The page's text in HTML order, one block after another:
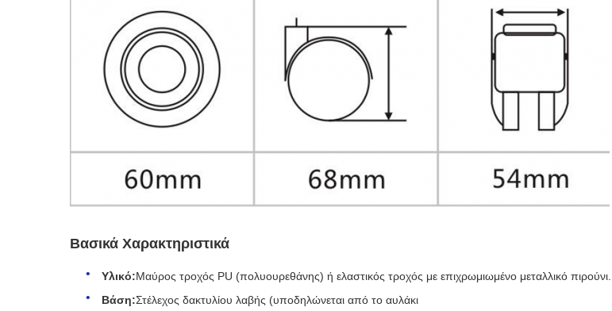
Βασικά Χαρακτηριστικά
Υλικό:Μαύρος τροχός PU (πολυουρεθάνης) ή ελαστικός τροχός με επιχρωμιωμένο μεταλλικό πιρούνι.
Βάση:Στέλεχος δακτυλίου λαβής (υποδηλώνεται από το αυλάκι